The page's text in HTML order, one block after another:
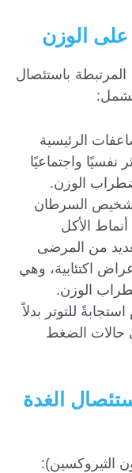
على الوزن
باستئصال
الرئيسية
نفسيًا واجتماعيًا
الوزن.
تشخيص السرطان
الأكل
من المرضى
اكتئابية، وهي
الوزن.
للتوتر بدلاً
حالات الضغط
الغدة
الثيروكسين):